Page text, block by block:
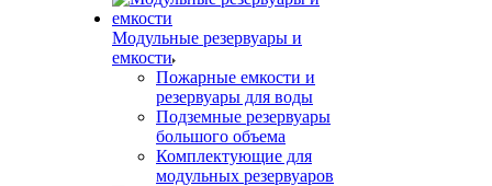
Модульные резервуары и
емкости
Пожарные емкости и
резервуары для воды
Подземные резервуары
большого объема
Комплектующие для
модульных резервуаров